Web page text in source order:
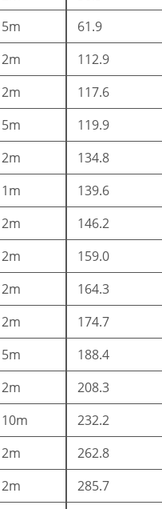
5m 61.9
2m 112.9
2m 117.6
5m 119.9
2m 134.8
1m 139.6
2m 146.2
2m 159.0
2m 164.3
2m 174.7
5m 188.4
2m 208.3
10m 232.2
2m 262.8
2m 285.7